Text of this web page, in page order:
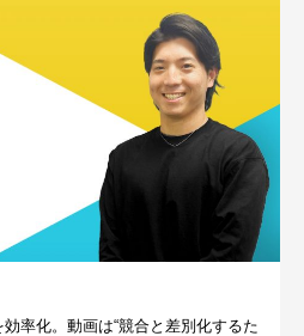
率化。動画は“競合と差別化するた